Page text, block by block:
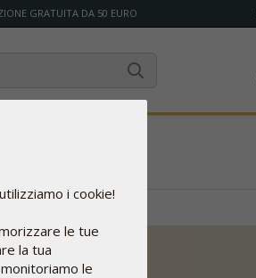
GRATUITA DA 50 EURO
i cookie!
le tue
la tua
le